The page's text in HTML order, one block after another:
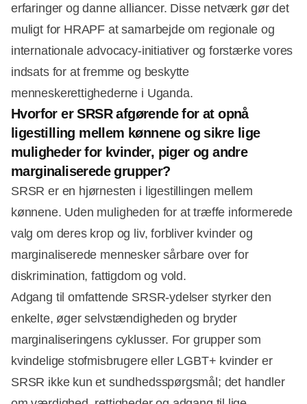
erfaringer og danne alliancer. Disse netværk gør det
muligt for HRAPF at samarbejde om regionale og
internationale advocacy-initiativer og forstærke vores
indsats for at fremme og beskytte
menneskerettighederne i Uganda.
Hvorfor er SRSR afgørende for at opnå
ligestilling mellem kønnene og sikre lige
muligheder for kvinder, piger og andre
marginaliserede grupper?
SRSR er en hjørnesten i ligestillingen mellem
kønnene. Uden muligheden for at træffe informerede
valg om deres krop og liv, forbliver kvinder og
marginaliserede mennesker sårbare over for
diskrimination, fattigdom og vold.
Adgang til omfattende SRSR-ydelser styrker den
enkelte, øger selvstændigheden og bryder
marginaliseringens cyklusser. For grupper som
kvindelige stofmisbrugere eller LGBT+ kvinder er
SRSR ikke kun et sundhedsspørgsmål; det handler